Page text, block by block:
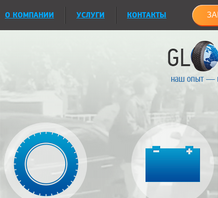
О КОМПАНИИ УСЛУГИ КОНТАКТЫ
наш опыт —